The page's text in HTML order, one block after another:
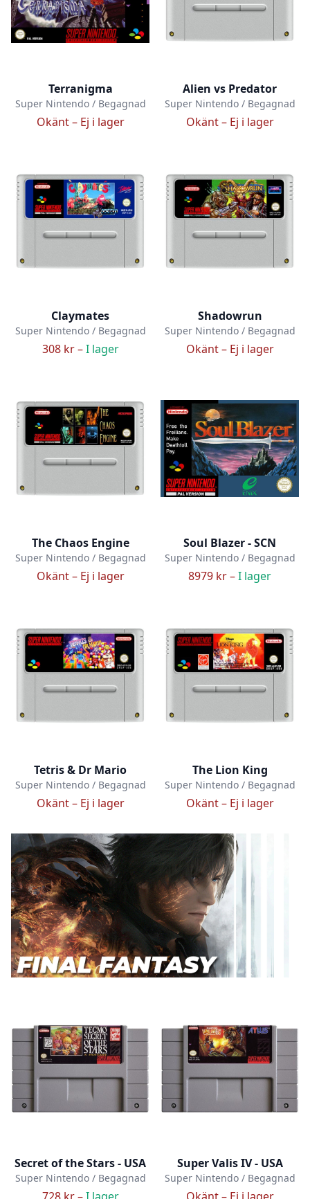
Terranigma
Super Nintendo / Begagnad
Okänt – Ej i lager
Alien vs Predator
Super Nintendo / Begagnad
Okänt – Ej i lager
Claymates
Super Nintendo / Begagnad
308 kr –I lager
Shadowrun
Super Nintendo / Begagnad
Okänt – Ej i lager
The Chaos Engine
Super Nintendo / Begagnad
Okänt – Ej i lager
Soul Blazer - SCN
Super Nintendo / Begagnad
8979 kr –I lager
Tetris & Dr Mario
Super Nintendo / Begagnad
Okänt – Ej i lager
The Lion King
Super Nintendo / Begagnad
Okänt – Ej i lager
Secret of the Stars - USA
Super Nintendo / Begagnad
Super Valis IV - USA
Super Nintendo / Begagnad